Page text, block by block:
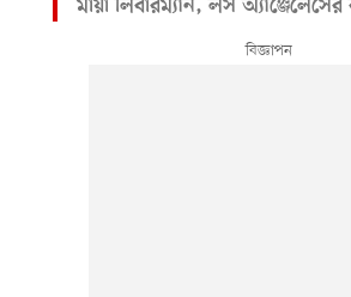
মায়া লিবারম্যান, লস অ্যাঞ্জেলেসের